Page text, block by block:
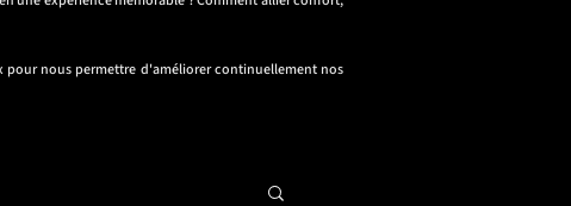
pour nous permettre d'améliorer continuellement nos